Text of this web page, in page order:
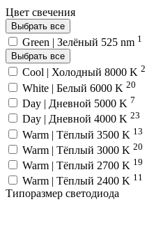
Цвет свечения
Выбрать все
Green | Зелёный 525 nm 1
Выбрать все
Cool | Холодный 8000 K 2
White | Белый 6000 K 20
Day | Дневной 5000 K 7
Day | Дневной 4000 K 23
Warm | Тёплый 3500 K 13
Warm | Тёплый 3000 K 20
Warm | Тёплый 2700 K 19
Warm | Тёплый 2400 K 11
Типоразмер светодиода